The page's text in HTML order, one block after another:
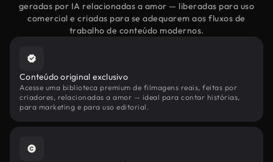
geradas por IA relacionadas a amor — liberadas para uso
comercial e criadas para se adequarem aos fluxos de
trabalho de conteúdo modernos.
Conteúdo original exclusivo
Acesse uma biblioteca premium de filmagens reais, feitas por
criadores, relacionadas a amor — ideal para contar histórias,
para marketing e para uso editorial.